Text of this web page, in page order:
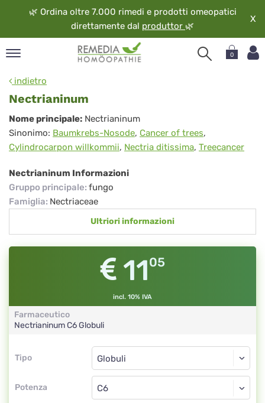
🌿 Ordina oltre 7.000 rimedi e prodotti omeopatici
direttamente dal produttor 🌿
X
0
indietro
Nectrianinum
Nectrianinum
Nome principale: Nectrianinum
Sinonimo: Baumkrebs-Nosode, Cancer of trees,
Cylindrocarpon willkommii, Nectria ditissima, Treecancer
Nectrianinum Informazioni
Gruppo principale: fungo
Famiglia: Nectriaceae
Ultriori informazioni
1105
incl. 10% IVA
Farmaceutico
NectrianinumC6Globuli
Tipo
Tipo
Potenza
Globuli
C6